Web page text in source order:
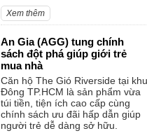
Xem thêm
An Gia (AGG) tung chính
sách đột phá giúp giới trẻ
mua nhà
Căn hộ The Gió Riverside tại khu
Đông TP.HCM là sản phẩm vừa
túi tiền, tiện ích cao cấp cùng
chính sách ưu đãi hấp dẫn giúp
người trẻ dễ dàng sở hữu.